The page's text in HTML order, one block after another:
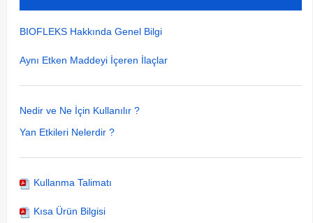
BIOFLEKS Hakkında Genel Bilgi
Aynı Etken Maddeyi İçeren İlaçlar
Nedir ve Ne İçin Kullanılır ?
Yan Etkileri Nelerdir ?
Kullanma Talimatı
Kısa Ürün Bilgisi